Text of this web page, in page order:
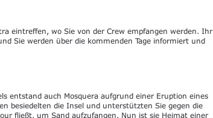
eintreffen, wo Sie von der Crew empfangen werden. Ihr
Sie werden über die kommenden Tage informiert und
entstand auch Mosquera aufgrund einer Eruption eines
besiedelten die Insel und unterstützten Sie gegen die
fließt, um Sand aufzufangen. Nun ist sie Heimat einer